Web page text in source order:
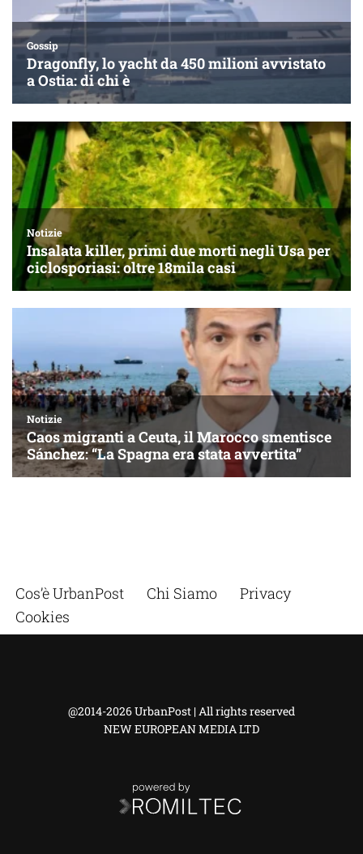
Cos’è UrbanPost Chi Siamo
Privacy
Cookies
@2014-2026 UrbanPost | All rights reserved
NEW EUROPEAN MEDIA LTD